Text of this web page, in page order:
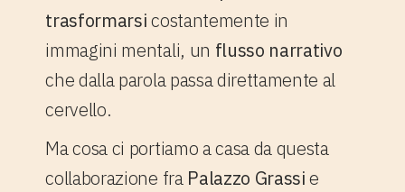
trasformarsicostantemente in
immagini mentali, un flusso narrativo
che dalla parola passa direttamente al
cervello.
Ma cosa ci portiamo a casa da questa
collaborazione fra Palazzo Grassie